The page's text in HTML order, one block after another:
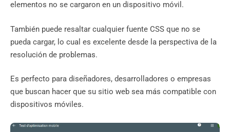
elementos no se cargaron en un dispositivo móvil.
También puede resaltar cualquier fuente CSS que no se
pueda cargar, lo cual es excelente desde la perspectiva de la
resolución de problemas.
Es perfecto para diseñadores, desarrolladores o empresas
que buscan hacer que su sitio web sea más compatible con
dispositivos móviles.